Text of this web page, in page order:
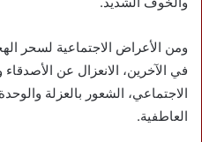
ومن الأعراض الاجتماعية لسحر
في الآخرين، الانعزال عن الأصدقاء
الاجتماعي، الشعور بالعزلة
العاطفية.